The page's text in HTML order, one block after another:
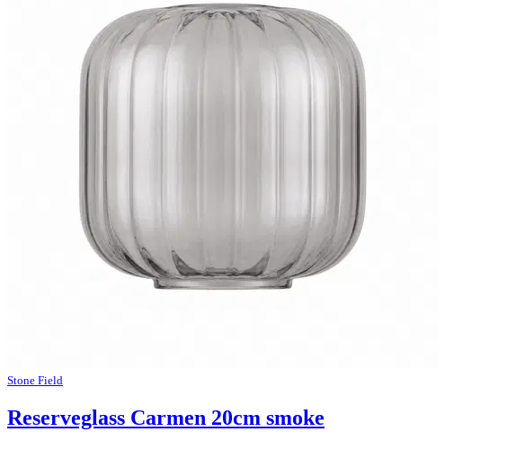
Stone Field
Reserveglass Carmen 20cm smoke